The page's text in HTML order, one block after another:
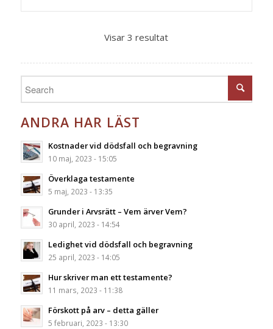
Visar 3 resultat
ANDRA HAR LÄST
Kostnader vid dödsfall och begravning
10 maj, 2023 - 15:05
Överklaga testamente
5 maj, 2023 - 13:35
Grunder i Arvsrätt – Vem ärver Vem?
30 april, 2023 - 14:54
Ledighet vid dödsfall och begravning
25 april, 2023 - 14:05
Hur skriver man ett testamente?
11 mars, 2023 - 11:38
Förskott på arv – detta gäller
5 februari, 2023 - 13:30